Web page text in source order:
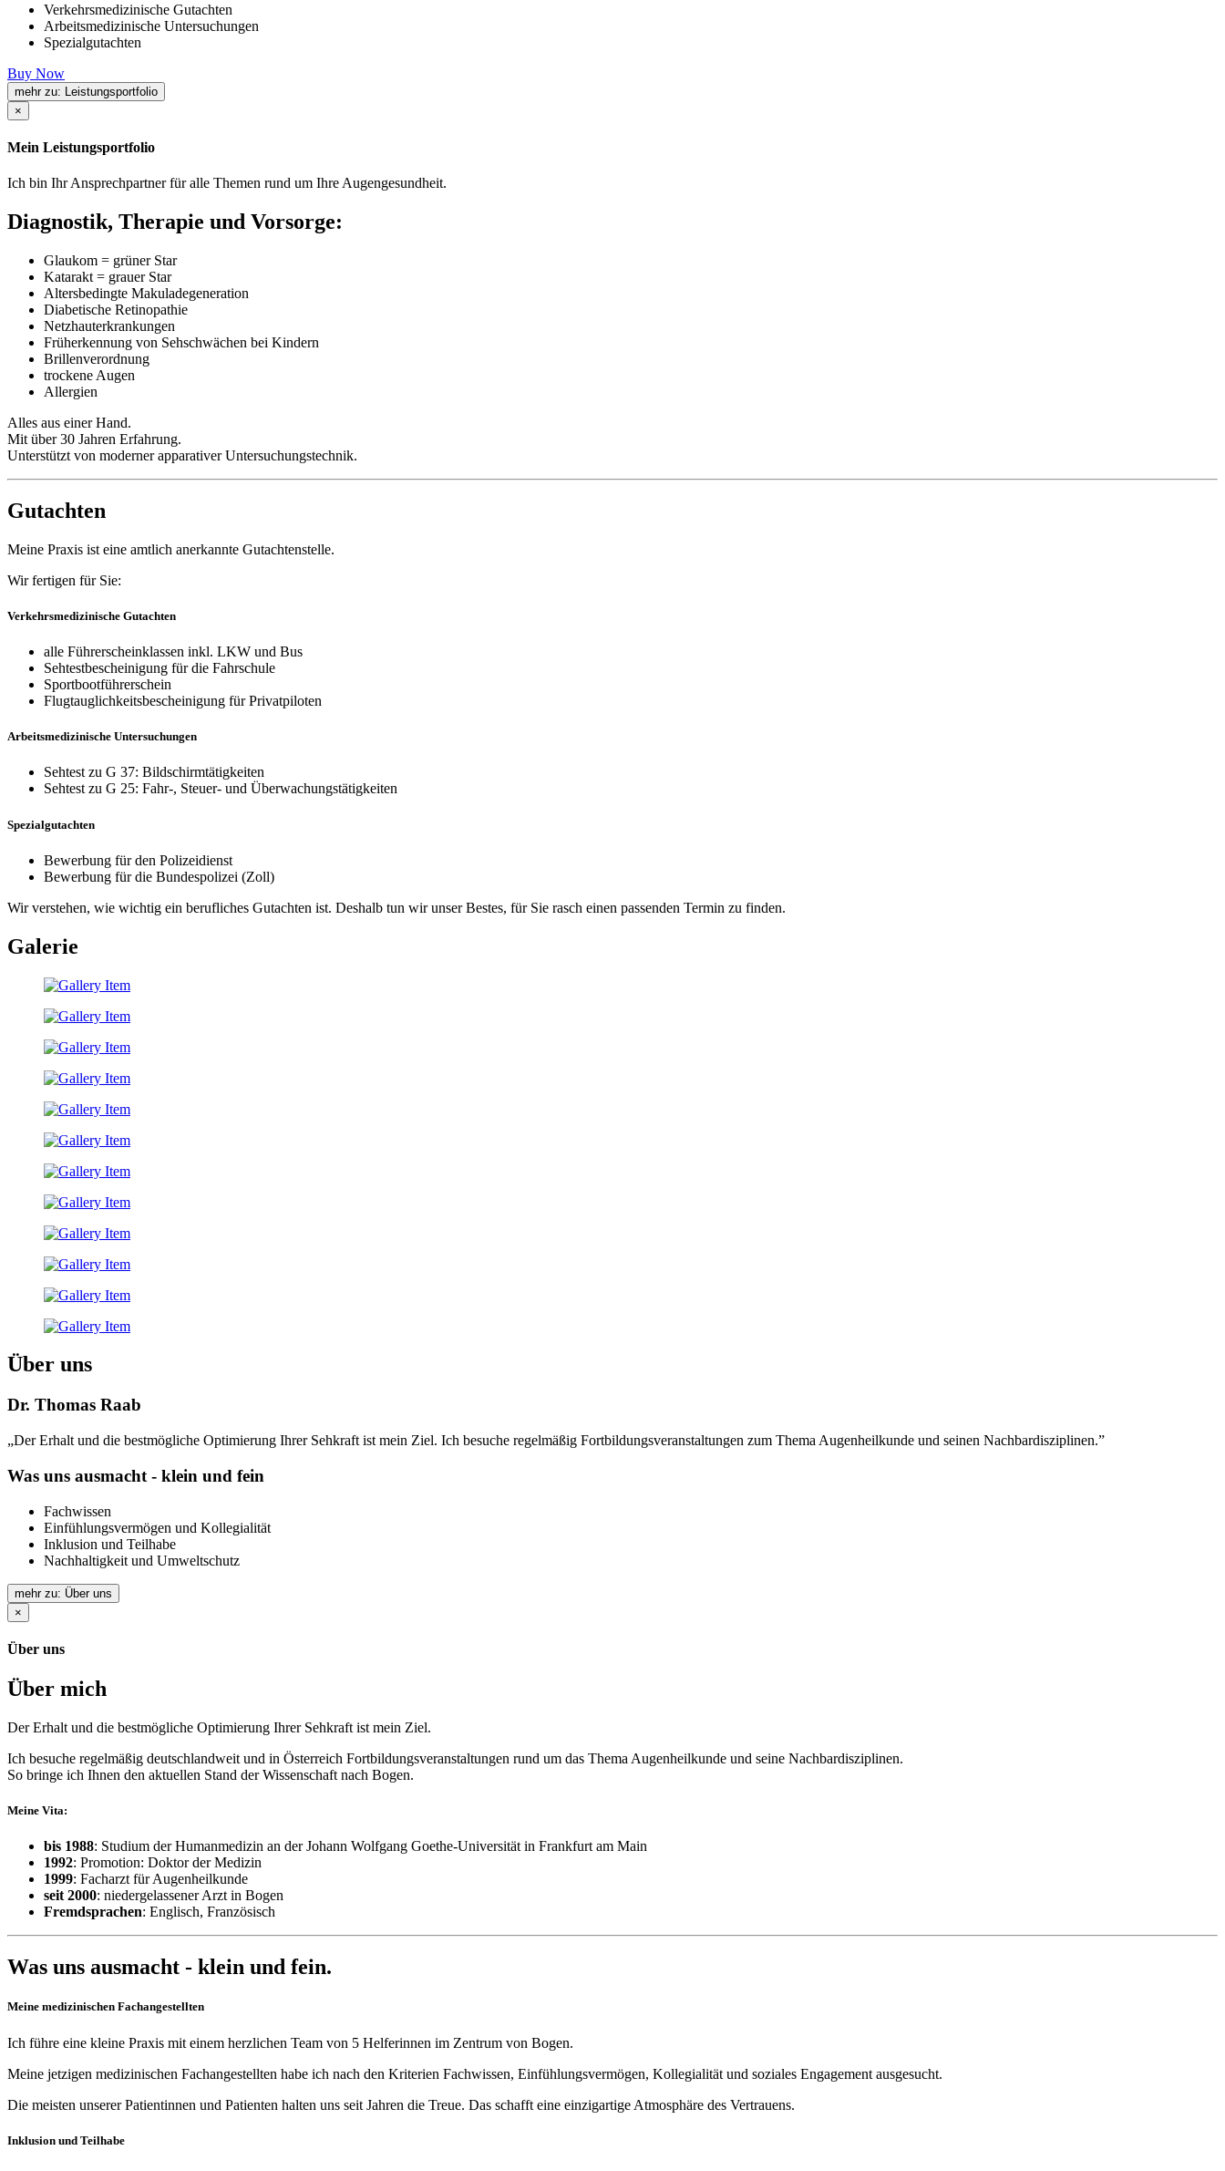
Verkehrsmedizinische Gutachten
Arbeitsmedizinische Untersuchungen
Spezialgutachten
Buy Now
mehr zu: Leistungsportfolio
×
Mein Leistungsportfolio
Ich bin Ihr Ansprechpartner für alle Themen rund um Ihre Augengesundheit.
Diagnostik, Therapie und Vorsorge:
Glaukom = grüner Star
Katarakt = grauer Star
Altersbedingte Makuladegeneration
Diabetische Retinopathie
Netzhauterkrankungen
Früherkennung von Sehschwächen bei Kindern
Brillenverordnung
trockene Augen
Allergien
Alles aus einer Hand.
Mit über 30 Jahren Erfahrung.
Unterstützt von moderner apparativer Untersuchungstechnik.
Gutachten
Meine Praxis ist eine amtlich anerkannte Gutachtenstelle.
Wir fertigen für Sie:
Verkehrsmedizinische Gutachten
alle Führerscheinklassen inkl. LKW und Bus
Sehtestbescheinigung für die Fahrschule
Sportbootführerschein
Flugtauglichkeitsbescheinigung für Privatpiloten
Arbeitsmedizinische Untersuchungen
Sehtest zu G 37: Bildschirmtätigkeiten
Sehtest zu G 25: Fahr-, Steuer- und Überwachungstätigkeiten
Spezialgutachten
Bewerbung für den Polizeidienst
Bewerbung für die Bundespolizei (Zoll)
Wir verstehen, wie wichtig ein berufliches Gutachten ist. Deshalb tun wir unser Bestes, für Sie rasch einen passenden Termin zu finden.
Galerie
Über uns
Dr. Thomas Raab
„Der Erhalt und die bestmögliche Optimierung Ihrer Sehkraft ist mein Ziel. Ich besuche regelmäßig Fortbildungsveranstaltungen zum Thema Augenheilkunde und seinen Nachbardisziplinen.”
Was uns ausmacht - klein und fein
Fachwissen
Einfühlungsvermögen und Kollegialität
Inklusion und Teilhabe
Nachhaltigkeit und Umweltschutz
mehr zu: Über uns
×
Über uns
Über mich
Der Erhalt und die bestmögliche Optimierung Ihrer Sehkraft ist mein Ziel.
Ich besuche regelmäßig deutschlandweit und in Österreich Fortbildungsveranstaltungen rund um das Thema Augenheilkunde und seine Nachbardisziplinen.
So bringe ich Ihnen den aktuellen Stand der Wissenschaft nach Bogen.
Meine Vita:
bis 1988: Studium der Humanmedizin an der Johann Wolfgang Goethe-Universität in Frankfurt am Main
1992: Promotion: Doktor der Medizin
1999: Facharzt für Augenheilkunde
seit 2000: niedergelassener Arzt in Bogen
Fremdsprachen: Englisch, Französisch
Was uns ausmacht - klein und fein.
Meine medizinischen Fachangestellten
Ich führe eine kleine Praxis mit einem herzlichen Team von 5 Helferinnen im Zentrum von Bogen.
Meine jetzigen medizinischen Fachangestellten habe ich nach den Kriterien Fachwissen, Einfühlungsvermögen, Kollegialität und soziales Engagement ausgesucht.
Die meisten unserer Patientinnen und Patienten halten uns seit Jahren die Treue. Das schafft eine einzigartige Atmosphäre des Vertrauens.
Inklusion und Teilhabe